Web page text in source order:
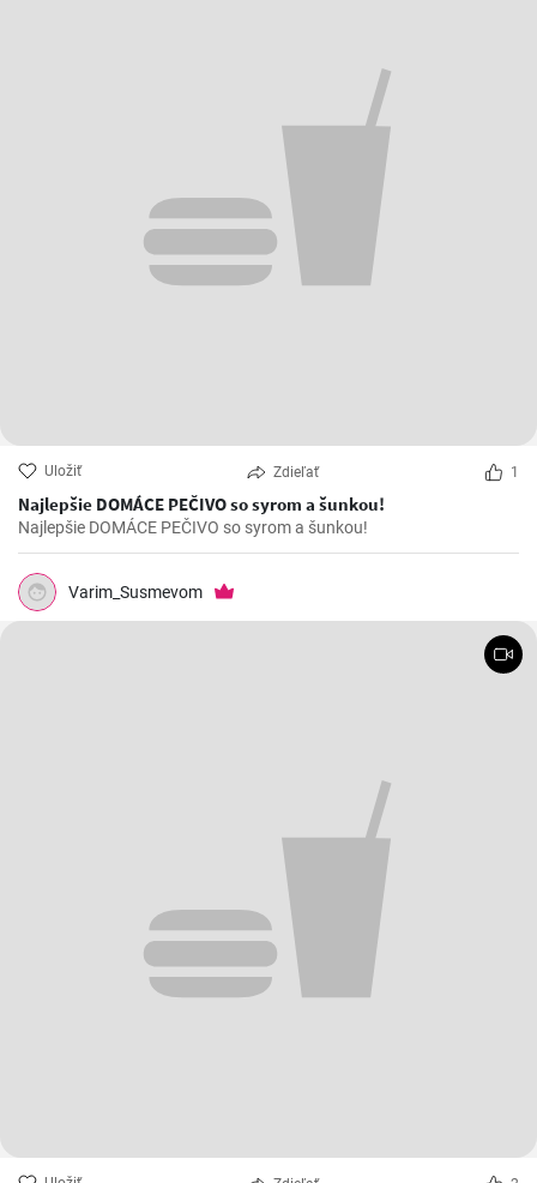
Uložiť Zdieľať 1
Najlepšie DOMÁCE PEČIVO so syrom a šunkou!
Najlepšie DOMÁCE PEČIVO so syrom a šunkou!
Varim_Susmevom